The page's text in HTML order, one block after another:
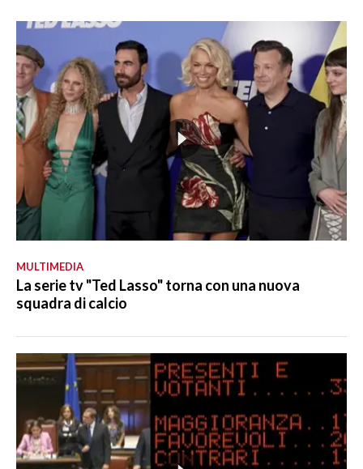
MULTIMEDIA
La serie tv "Ted Lasso" torna con una nuova
squadra di calcio